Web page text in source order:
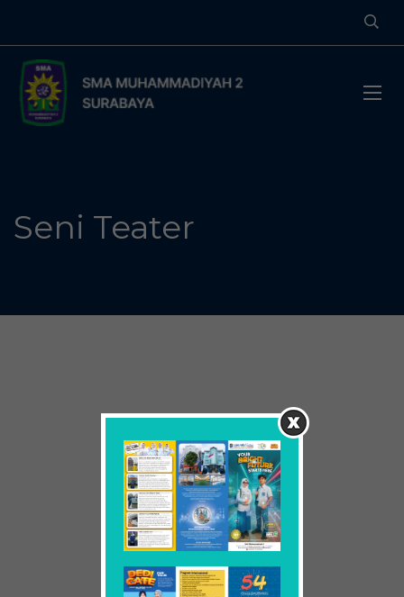
Seni Teater